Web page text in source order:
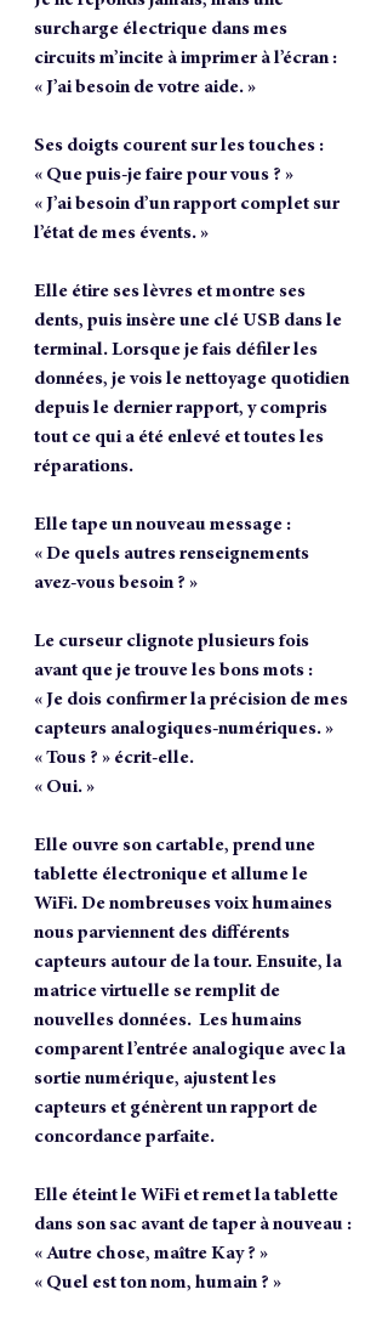
surcharge électrique dans mes
circuits m’incite à imprimer à l’écran :
« J’ai besoin de votre aide. »
Ses doigts courent sur les touches :
« Que puis-je faire pour vous ? »
« J’ai besoin d’un rapport complet sur
l’état de mes évents. »
Elle étire ses lèvres et montre ses
dents, puis insère une clé USB dans le
terminal. Lorsque je fais défiler les
données, je vois le nettoyage quotidien
depuis le dernier rapport, y compris
tout ce qui a été enlevé et toutes les
réparations.
Elle tape un nouveau message :
« De quels autres renseignements
avez-vous besoin ? »
Le curseur clignote plusieurs fois
avant que je trouve les bons mots :
« Je dois confirmer la précision de mes
capteurs analogiques-numériques. »
« Tous ? » écrit-elle.
« Oui. »
Elle ouvre son cartable, prend une
tablette électronique et allume le
WiFi. De nombreuses voix humaines
nous parviennent des différents
capteurs autour de la tour. Ensuite, la
matrice virtuelle se remplit de
nouvelles données.  Les humains
comparent l’entrée analogique avec la
sortie numérique, ajustent les
capteurs et génèrent un rapport de
concordance parfaite.
Elle éteint le WiFi et remet la tablette
dans son sac avant de taper à nouveau :
« Autre chose, maître Kay ? »
« Quel est ton nom, humain ? »